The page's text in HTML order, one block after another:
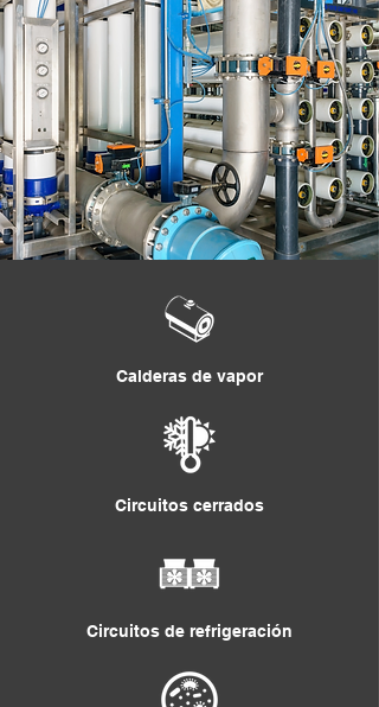
Calderas de vapor
Circuitos cerrados
Circuitos de refrigeración